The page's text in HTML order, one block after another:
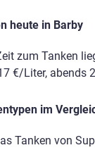
heute in Barby
zum Tanken
€/Liter, abends
im
Tanken von